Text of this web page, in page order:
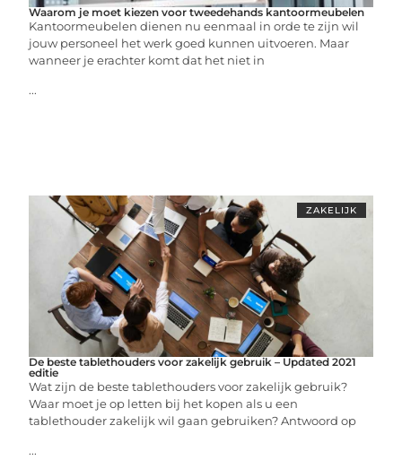
Waarom je moet kiezen voor tweedehands kantoormeubelen
Kantoormeubelen dienen nu eenmaal in orde te zijn wil
jouw personeel het werk goed kunnen uitvoeren. Maar
wanneer je erachter komt dat het niet in
...
ZAKELIJK
De beste tablethouders voor zakelijk gebruik – Updated 2021
editie
Wat zijn de beste tablethouders voor zakelijk gebruik?
Waar moet je op letten bij het kopen als u een
tablethouder zakelijk wil gaan gebruiken? Antwoord op
...